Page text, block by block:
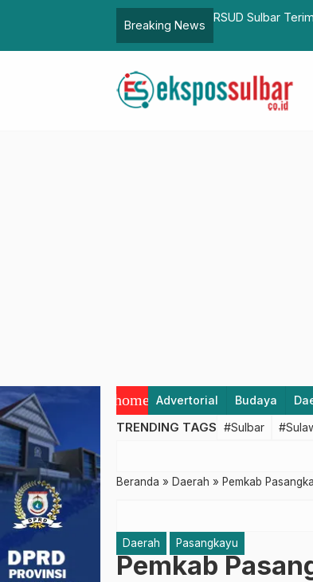
Breaking News
Plt Karo
home Advertorial Budaya
TRENDING TAGS #Sulbar
Beranda » Daerah » Pemkab
Daerah Pasangkayu
Pemkab